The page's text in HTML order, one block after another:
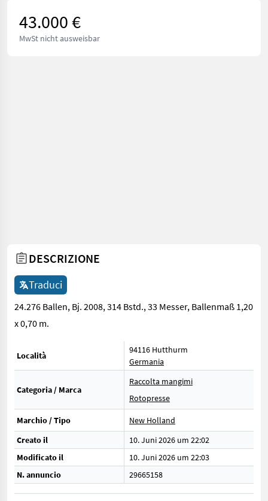
43.000 €
MwSt nicht ausweisbar
DESCRIZIONE
Traduci
24.276 Ballen, Bj. 2008, 314 Bstd., 33 Messer, Ballenmaß 1,20
x 0,70 m.
Località
94116 Hutthurm
Germania
Categoria / Marca
Raccolta mangimi
Rotopresse
Marchio / Tipo
New Holland
Creato il
10. Juni 2026 um 22:02
Modificato il
10. Juni 2026 um 22:03
N. annuncio
29665158